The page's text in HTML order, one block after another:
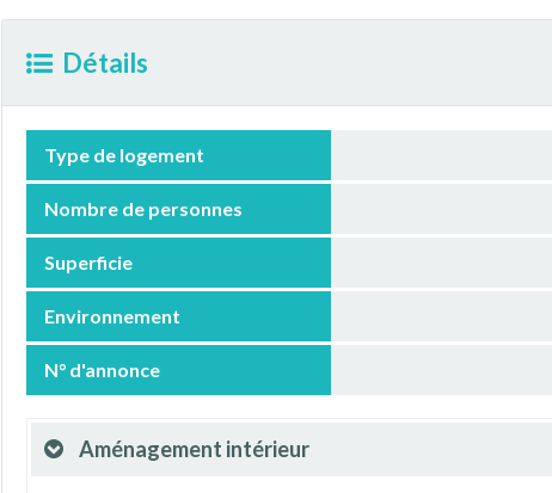
Détails
Type de logement
Nombre de personnes
Superficie
Environnement
N° d'annonce
Aménagement intérieur